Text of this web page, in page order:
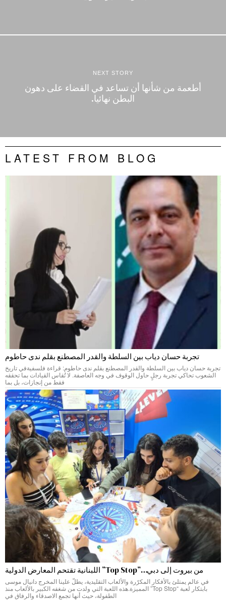
NEXT STORY
أطعمة من شأنها أن تساعد في القضاء على دهون
البطن نهائيا.
LATEST FROM BLOG
تجربة حسان دياب بين السلطة والقدر المصطنع بقلم ندى حاطوم
تجربة حسان دياب بين السلطة والقدر المصطنع بقلم ندى حاطوم: قراءة فلسفيةفي تاريخ
الشعوب تحاكي تجربة رجلٍ حاول الوقوف في وجه العاصفة. لا تُقاس القيادات بما تحققه
فقط من إنجازات، بل بما
من بيروت إلى دبي…”Top Stop” اللبنانية تقتحم المعارض الدولية
في عالم يمتلئ بالأفكار المكرّرة والألعاب التقليدية، يطلّ علينا المخرج دانيال موسى
بابتكار لعبة “Top Stop” المميزة.هذه اللعبة التي ولدت من شغفه الكبير بالألعاب منذ
الطفولة، حيث أنها تجمع الاصدقاء والرفاق في